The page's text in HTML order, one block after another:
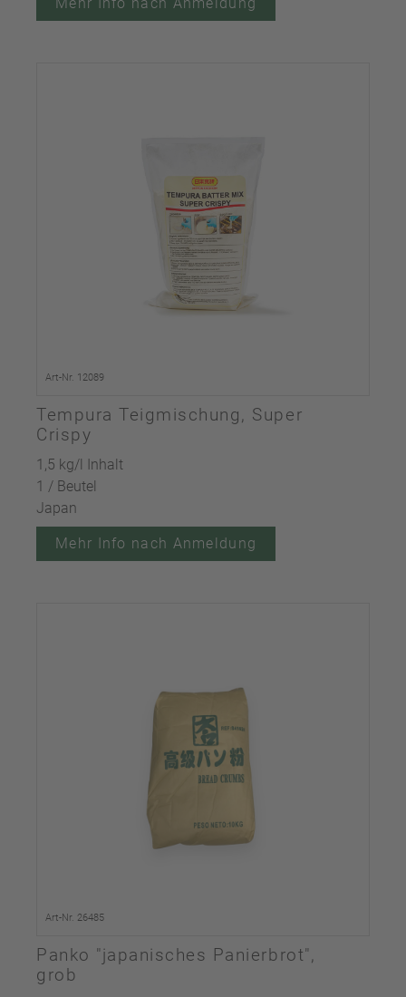
Art-Nr. 12089
Tempura Teigmischung, Super
Crispy
1,5 kg/l Inhalt
1 / Beutel
Japan
Mehr Info nach Anmeldung
Art-Nr. 26485
Panko "japanisches Panierbrot",
grob